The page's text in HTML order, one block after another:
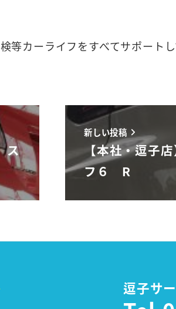
等カーライフをすべてサポート
ス
新しい投稿
【本社・逗子
フ６ R
逗子サ